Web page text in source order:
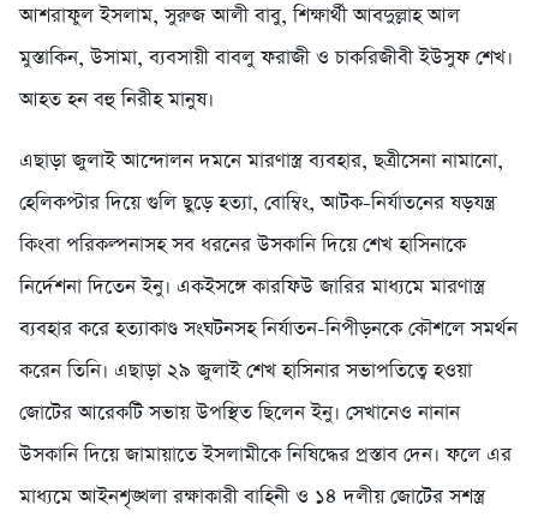
আশরাফুল ইসলাম, সুরুজ আলী বাবু, শিক্ষার্থী আবদুল্লাহ আল
মুস্তাকিন, উসামা, ব্যবসায়ী বাবলু ফরাজী ও চাকরিজীবী ইউসুফ শেখ।
আহত হন বহু নিরীহ মানুষ।
এছাড়া জুলাই আন্দোলন দমনে মারণাস্ত্র ব্যবহার, ছত্রীসেনা নামানো,
হেলিকপ্টার দিয়ে গুলি ছুড়ে হত্যা, বোম্বিং, আটক-নির্যাতনের ষড়যন্ত্র
কিংবা পরিকল্পনাসহ সব ধরনের উসকানি দিয়ে শেখ হাসিনাকে
নির্দেশনা দিতেন ইনু। একইসঙ্গে কারফিউ জারির মাধ্যমে মারণাস্ত্র
ব্যবহার করে হত্যাকাণ্ড সংঘটনসহ নির্যাতন-নিপীড়নকে কৌশলে সমর্থন
করেন তিনি। এছাড়া ২৯ জুলাই শেখ হাসিনার সভাপতিত্বে হওয়া
জোটের আরেকটি সভায় উপস্থিত ছিলেন ইনু। সেখানেও নানান
উসকানি দিয়ে জামায়াতে ইসলামীকে নিষিদ্ধের প্রস্তাব দেন। ফলে এর
মাধ্যমে আইনশৃঙ্খলা রক্ষাকারী বাহিনী ও ১৪ দলীয় জোটের সশস্ত্র